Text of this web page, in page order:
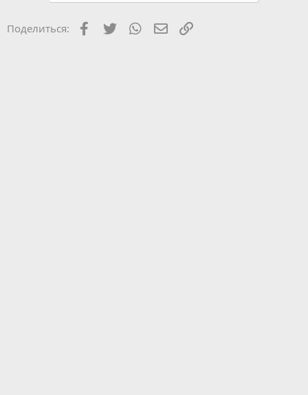
Поделиться: Facebook
Twitter WhatsAppЭлектронная почта